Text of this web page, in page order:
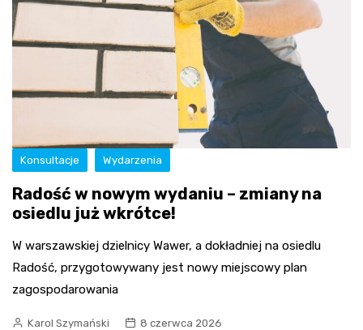
Konsultacje Wydarzenia
Radość w nowym wydaniu – zmiany na
osiedlu już wkrótce!
W warszawskiej dzielnicy Wawer, a dokładniej na osiedlu
Radość, przygotowywany jest nowy miejscowy plan
zagospodarowania
Karol Szymański 8 czerwca 2026